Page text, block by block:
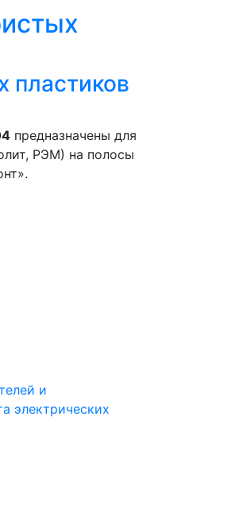
пластиков
предназначены для
РЭМ) на полосы
и
электрических